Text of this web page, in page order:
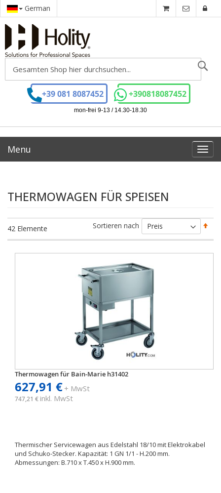
German
+39 081 8087452 +390818087452
mon-frei 9-13 / 14.30-18.30
Menu
THERMOWAGEN FÜR SPEISEN
42 Elemente Sortieren nach
Thermowagen für Bain-Marie h31402
627,91 €+ MwSt
747,21 € inkl. MwSt
Thermischer Servicewagen aus Edelstahl 18/10 mit Elektrokabel
und Schuko-Stecker. Kapazität: 1 GN 1/1 - H.200 mm.
Abmessungen: B.710 x T.450 x H.900 mm.